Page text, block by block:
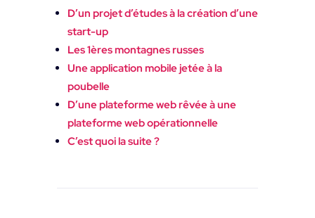
D’un projet d’études à la création d’une
start-up
Les 1ères montagnes russes
Une application mobile jetée à la
poubelle
D’une plateforme web rêvée à une
plateforme web opérationnelle
C’est quoi la suite ?